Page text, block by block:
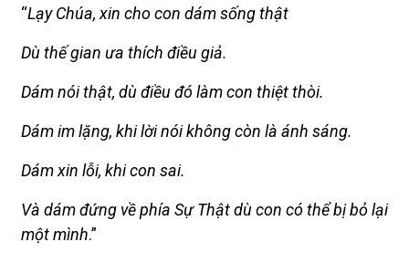
“Lạy Chúa, xin cho con dám sống thật
Dù thế gian ưa thích điều giả.
Dám nói thật, dù điều đó làm con thiệt thòi.
Dám im lặng, khi lời nói không còn là ánh sáng.
Dám xin lỗi, khi con sai.
Và dám đứng về phía Sự Thật dù con có thể bị bỏ lại
một mình.”